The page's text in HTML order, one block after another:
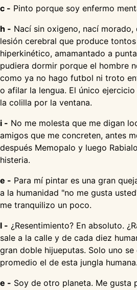
c - Pinto porque soy enfermo
h - Nací sin oxigeno, nací morado,
lesión cerebral que produce
hiperkinético, amamantado a
pudiera dormir porque el hombre
como ya no hago futbol ni troto
o afilar la lengua. El único
la colilla por la ventana.
i - No me molesta que me digan
amigos que me concreten, antes
después Memopalo y luego
histeria.
e - Para mí pintar es una gran
a la humanidad "no me gusta
me tranquilizo un poco.
l - ¿Resentimiento? En absoluto.
sale a la calle y de cada diez
gran doble hijueputas. Solo uno se
promedio el de esta jungla humana.
e - Soy de otro planeta. Me gusta